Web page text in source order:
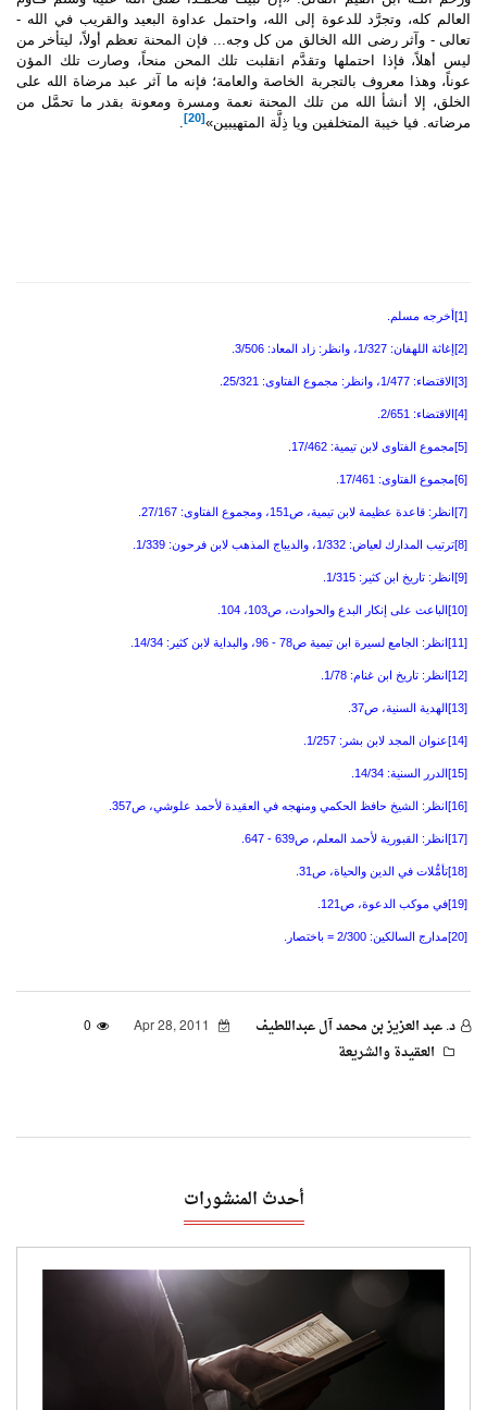
العالم كله، وتجرَّد للدعوة إلى الله، واحتمل عداوة البعيد والقريب في الله -
تعالى - وآثر رضى الله الخالق من كل وجه... فإن المحنة تعظم أولاً، ليتأخر من
ليس أهلاً، فإذا احتملها وتقدَّم انقلبت تلك المحن منحاً، وصارت تلك المؤن
عوناً، وهذا معروف بالتجربة الخاصة والعامة؛ فإنه ما آثر عبد مرضاة الله على
الخلق، إلا أنشأ الله من تلك المحنة نعمة ومسرة ومعونة بقدر ما تحمَّل من
مرضاته. فيا خيبة المتخلفين ويا ذِلَّة المتهيبين»[20]
.
[1] أخرجه مسلم
[2] إغاثة اللهفان: 1/327، وانظر: زاد المعاد: 3/506
[3] الاقتضاء: 1/477، وانظر: مجموع الفتاوى: 25/321
[4] الاقتضاء: 2/651
[5]مجموع الفتاوى لابن تيمية: 17/462
[6]مجموع الفتاوى: 17/461
[7] انظر: قاعدة عظيمة لابن تيمية، ص151، ومجموع الفتاوى: 27/167
[8]ترتيب المدارك لعياض: 1/332، والديباج المذهب لابن فرحون: 1/339
[9] انظر: تاريخ ابن كثير: 1/315
[10] الباعث على إنكار البدع والحوادث، ص103، 104
[11] انظر: الجامع لسيرة ابن تيمية ص78 - 96، والبداية لابن كثير: 14/34
[12] انظر: تاريخ ابن غنام: 1/78
[13] الهدية السنية، ص37
[14]عنوان المجد لابن بشر: 1/257
[15] الدرر السنية: 14/34
[16] انظر: الشيخ حافظ الحكمي ومنهجه في العقيدة لأحمد علوشي، ص357
[17] انظر: القبورية لأحمد المعلم، ص639 - 647
[18]تأمُّلات في الدين والحياة، ص31
[19]في موكب الدعوة، ص121
[20]مدارج السالكين: 2/300 = باختصار
د. عبد العزيز بن محمد آل عبداللطيف
0
العقيدة والشريعة
أحدث المنشورات